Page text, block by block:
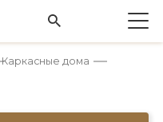
Каркасные дома